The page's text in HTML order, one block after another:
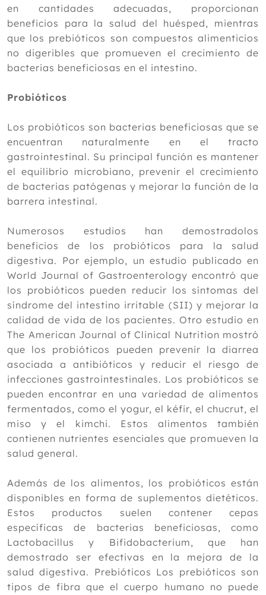
2021
2020
2019
2018
2015
2014
2013
2012
en cantidades adecuadas, proporcionan
beneficios para la salud del huésped, mientras
que los prebióticos son compuestos alimenticios
no digeribles que promueven el crecimiento de
bacterias beneficiosas en el intestino.
Probióticos
Los probióticos son bacterias beneficiosas que se
encuentran naturalmente en el tracto
gastrointestinal. Su principal función es mantener
el equilibrio microbiano, prevenir el crecimiento
de bacterias patógenas y mejorar la función de la
barrera intestinal.
Numerosos estudios han demostradolos
beneficios de los probióticos para la salud
digestiva. Por ejemplo, un estudio publicado en
World Journal of Gastroenterology encontró que
los probióticos pueden reducir los síntomas del
síndrome del intestino irritable (SII) y mejorar la
calidad de vida de los pacientes. Otro estudio en
The American Journal of Clinical Nutrition mostró
que los probióticos pueden prevenir la diarrea
asociada a antibióticos y reducir el riesgo de
infecciones gastrointestinales. Los probióticos se
pueden encontrar en una variedad de alimentos
fermentados, como el yogur, el kéfir, el chucrut, el
miso y el kimchi. Estos alimentos también
contienen nutrientes esenciales que promueven la
salud general.
Además de los alimentos, los probióticos están
disponibles en forma de suplementos dietéticos.
Estos productos suelen contener cepas
específicas de bacterias beneficiosas, como
Lactobacillus y Bifidobacterium, que han
demostrado ser efectivas en la mejora de la
salud digestiva. Prebióticos Los prebióticos son
tipos de fibra que el cuerpo humano no puede